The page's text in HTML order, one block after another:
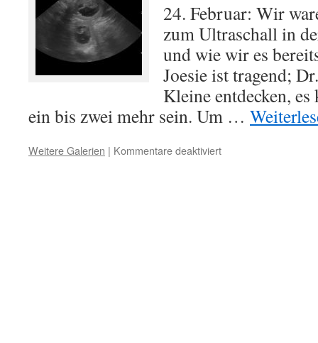
24. Februar: Wir
zum Ultraschall in
und wie wir es
Joesie ist tragend;
Kleine entdecken,
ein bis zwei mehr sein. Um …
Weitere Galerien | Kommentare deaktiviertfür